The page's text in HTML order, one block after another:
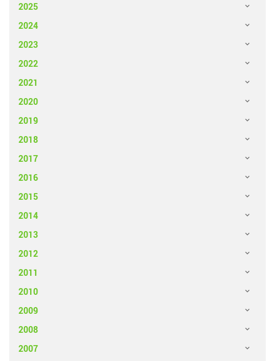
2025
2024
2023
2022
2021
2020
2019
2018
2017
2016
2015
2014
2013
2012
2011
2010
2009
2008
2007